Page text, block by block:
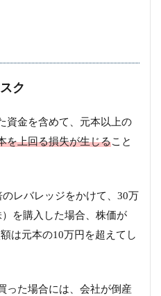
ク
資金を含めて、元本以上の
を上回る損失が生じること
レバレッジをかけて、30万
を購入した場合、株価が
は元本の10万円を超えてし
った場合には、会社が倒産